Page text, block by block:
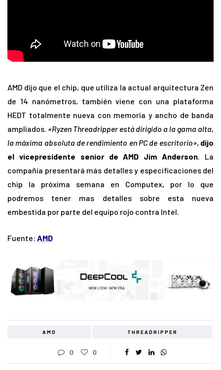
AMD dijo que el chip, que utiliza la actual arquitectura Zen
de 14 nanómetros, también viene con una plataforma
HEDT totalmente nueva con memoria y ancho de banda
ampliados. «Ryzen Threadripper está dirigido a la gama alta,
la máxima absoluta de rendimiento en PC de escritorio», dijo
el vicepresidente senior de AMD Jim Anderson. La
compañía presentará más detalles y especificaciones del
chip la próxima semana en Computex, por lo que
podremos tener mas detalles sobre esta nueva
embestida por parte del equipo rojo contra Intel.
Fuente: AMD
AMD THREADRIPPER
0 0